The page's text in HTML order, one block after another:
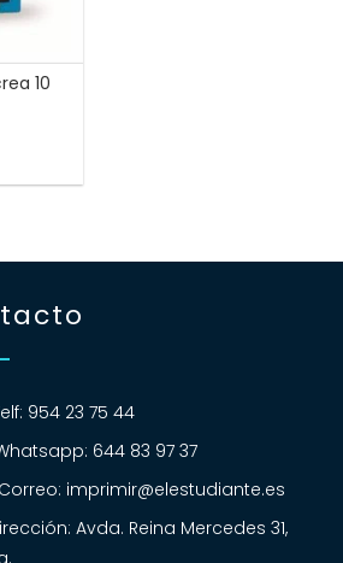
10
954 23 75 44
644 83 97 37
Correo: imprimir@elestudiante.es
Avda. Reina Mercedes 31,